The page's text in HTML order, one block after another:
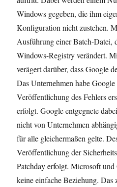
Windows gegeben, die ihm
Konfiguration nicht zustehen.
Ausführung einer Batch-Datei,
Windows-Registry verändert.
verägert darüber, dass Google
Das Unternehmen habe
Veröffentlichung des Fehlers
erfolgt. Google entgegnete
nicht von Unternehmen
für alle gleichermaßen gelte.
Veröffentlichung der
Patchday erfolgt. Microsoft
keine einfache Beziehung. Das